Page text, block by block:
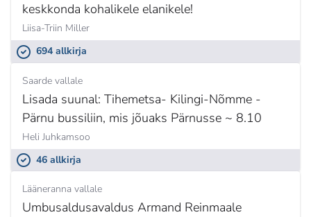
keskkonda kohalikele elanikele!
Liisa-Triin Miller
694 allkirja
Saarde vallale
Lisada suunal: Tihemetsa- Kilingi-Nõmme -
Pärnu bussiliin, mis jõuaks Pärnusse ~ 8.10
Heli Juhkamsoo
46 allkirja
Lääneranna vallale
Umbusaldusavaldus Armand Reinmaale